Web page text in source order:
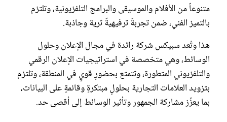
متنوعاً من الأفلام والموسيقى والبرامج التلفزيونية، وتلتزم
بالتميز الفني، ضمن تجربةً ترفيهيةً ثرية وجاذبة.
هذا وتُعد سبيكس شركة رائدة في مجال الإعلان وحلول
الوسائط، وهي متخصصة في استراتيجيات الإعلان الرقمي
والتلفزيوني المتطورة، وتتمتع بحضورٍ قويٍ في المنطقة، وتلتزم
بتزويد العلامات التجارية بحلولٍ مبتكرةٍ وقائمةٍ على البيانات،
بما يعزِّز مشاركة الجمهور وتأثير الوسائط إلى أقصى حد.